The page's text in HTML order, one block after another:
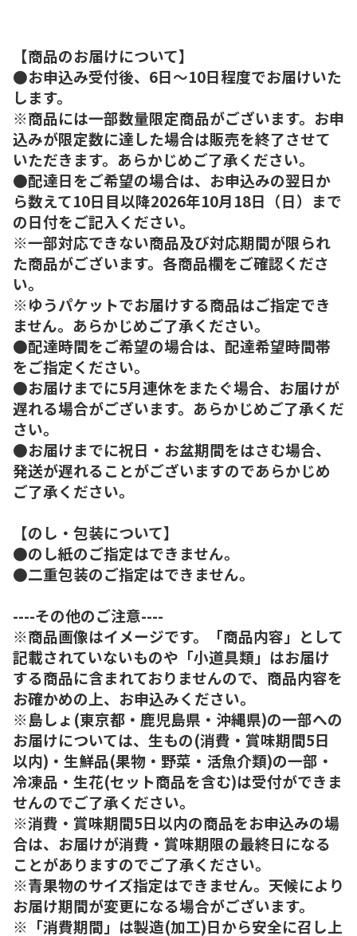
【商品のお届けについて】
●お申込み受付後、6日～10日程度でお届けいた
します。
※商品には一部数量限定商品がございます。お申
込みが限定数に達した場合は販売を終了させて
いただきます。あらかじめご了承ください。
●配達日をご希望の場合は、お申込みの翌日か
ら数えて10日目以降2026年10月18日（日）まで
の日付をご記入ください。
※一部対応できない商品及び対応期間が限られ
た商品がございます。各商品欄をご確認くださ
い。
※ゆうパケットでお届けする商品はご指定でき
ません。あらかじめご了承ください。
●配達時間をご希望の場合は、配達希望時間帯
をご指定ください。
●お届けまでに5月連休をまたぐ場合、お届けが
遅れる場合がございます。あらかじめご了承くだ
さい。
●お届けまでに祝日・お盆期間をはさむ場合、
発送が遅れることがございますのであらかじめ
ご了承ください。
【のし・包装について】
●のし紙のご指定はできません。
●二重包装のご指定はできません。
----その他のご注意----
※商品画像はイメージです。「商品内容」として
記載されていないものや「小道具類」はお届け
する商品に含まれておりませんので、商品内容を
お確かめの上、お申込みください。
※島しょ(東京都・鹿児島県・沖縄県)の一部への
お届けについては、生もの(消費・賞味期間5日
以内)・生鮮品(果物・野菜・活魚介類)の一部・
冷凍品・生花(セット商品を含む)は受付ができま
せんのでご了承ください。
※消費・賞味期間5日以内の商品をお申込みの場
合は、お届けが消費・賞味期限の最終日になる
ことがありますのでご了承ください。
※青果物のサイズ指定はできません。天候により
お届け期間が変更になる場合がございます。
※「消費期間」は製造(加工)日から安全に召し上